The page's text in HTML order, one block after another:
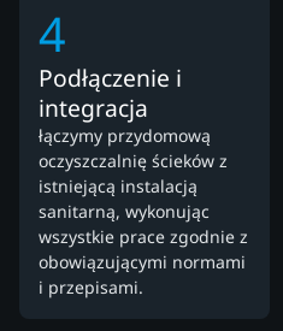
4
Podłączenie i
integracja
łączymy przydomową
oczyszczalnię ścieków z
istniejącą instalacją
sanitarną, wykonując
wszystkie prace zgodnie z
obowiązującymi normami
i przepisami.